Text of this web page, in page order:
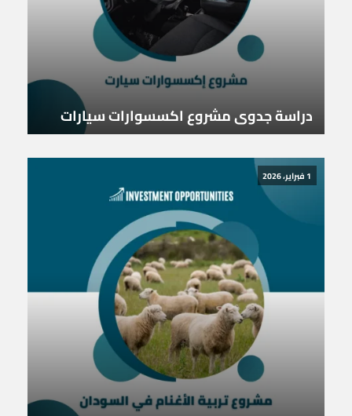
دراسة جدوى مشروع اكسسوارات سيارات
1 فبراير، 2026